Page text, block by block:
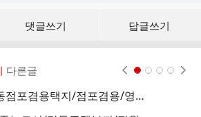
댓글쓰기 답글쓰기
다른글
점포겸용택지/운서동점포겸용택지/점포겸용/영종도점포겸용택지 매매＞＞.급매매＞＞＞위치 두고도고 좋은 미래가치좋은 토지 매매합니다....